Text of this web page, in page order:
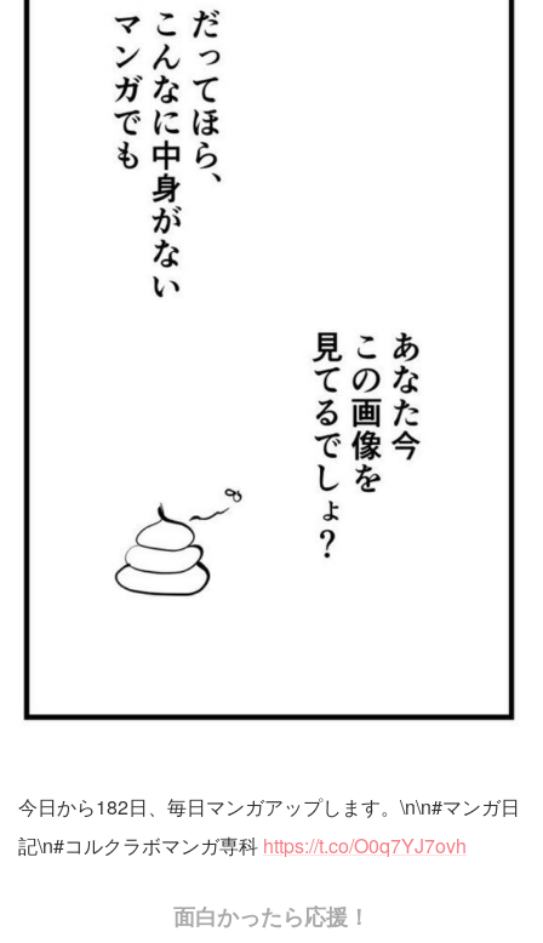
今日から182日、毎日マンガアップします。\n\n#マンガ日
記\n#コルクラボマンガ専科 https://t.co/O0q7YJ7ovh
面白かったら応援！